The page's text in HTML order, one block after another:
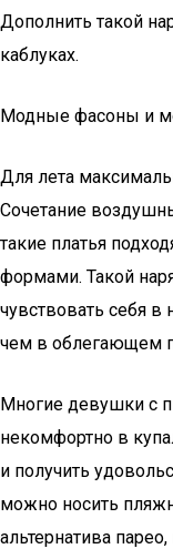
Дополнить такой
каблуках.
Модные фасоны и
Для лета
Сочетание
такие платья
формами. Такой
чувствовать себя
чем в облегающем
Многие девушки с
некомфортно в
и получить
можно носить
альтернатива